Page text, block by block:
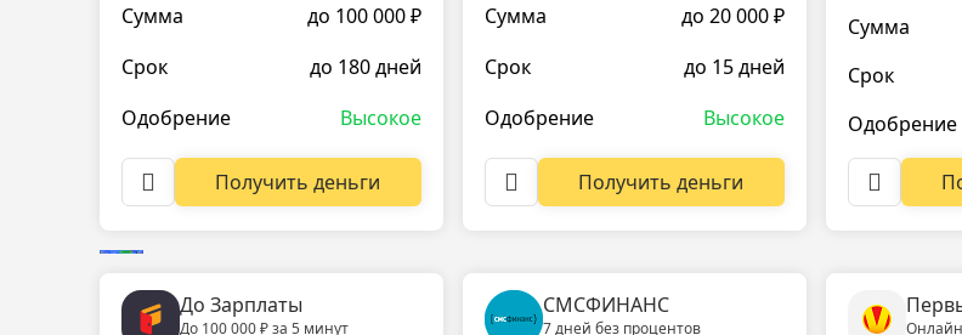
Сумма
до 100 000 ₽
Срок
до 180 дней
Одобрение
Высокое
Получить деньги
Сумма
до 20 000 ₽
Срок
до 15 дней
Одобрение
Высокое
Получить деньги
Сумма
Срок
Одобрение
До Зарплаты
До 100 000 ₽ за 5 минут
СМСФИНАНС
7 дней без процентов Онлайн